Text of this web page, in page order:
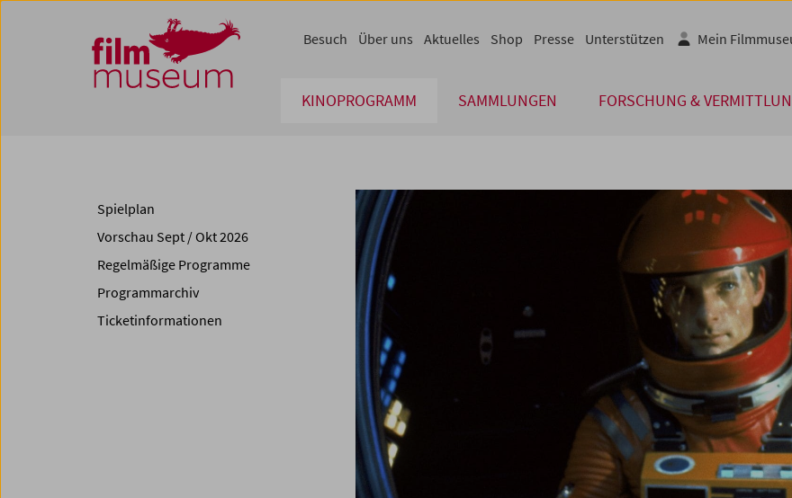
Zum Inhalt
Zum Hauptmenü
Zur Servicenavigation
Zum Suche
KINOPROGRAMM SAMMLUNGEN FORSCHUNG &
Besuch Über uns Aktuelles Shop Presse Unterstützen Mein
Spielplan
Vorschau Sept / Okt 2026
Regelmäßige Programme
Programmarchiv
Ticketinformationen